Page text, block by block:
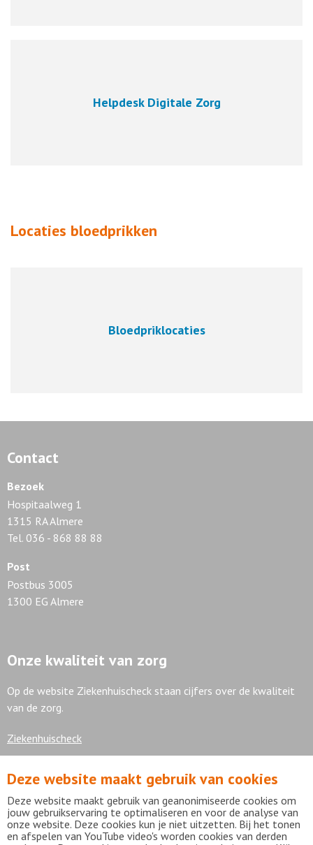
Helpdesk Digitale Zorg
Locaties bloedprikken
Bloedpriklocaties
Contact
Bezoek
Hospitaalweg 1
1315 RA Almere
Tel. 036 - 868 88 88
Post
Postbus 3005
1300 EG Almere
Onze kwaliteit van zorg
Op de website Ziekenhuischeck staan cijfers over de kwaliteit
van de zorg.
Ziekenhuischeck
7,9
Deze website maakt gebruik van cookies
Deze website maakt gebruik van geanonimiseerde cookies om
jouw gebruikservaring te optimaliseren en voor de analyse van
onze website. Deze cookies kun je niet uitzetten. Bij het tonen
en afspelen van YouTube video's worden cookies van derden